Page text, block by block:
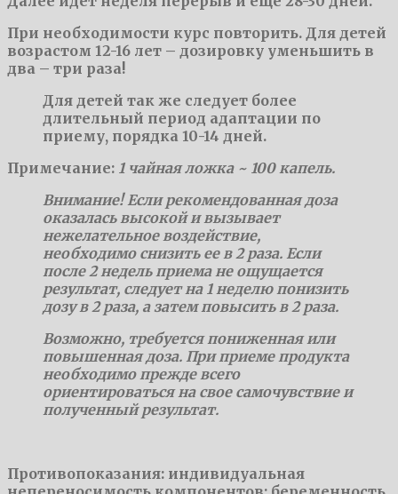
При необходимости курс повторить. Для детей
возрастом 12-16 лет – дозировку уменьшить в
два – три раза!
Для детей так же следует более
длительный период адаптации по
приему, порядка 10-14 дней.
Примечание: 1 чайная ложка ~ 100 капель.
Внимание!Если рекомендованная доза
оказалась высокой и вызывает
нежелательное воздействие,
необходимо снизить ее в 2 раза. Если
после 2 недель приема не ощущается
результат, следует на 1 неделю понизить
дозу в 2 раза, а затем повысить в 2 раза.
Возможно, требуется пониженная или
повышенная доза. При приеме продукта
необходимо прежде всего
ориентироваться на свое самочувствие и
полученный результат.
Противопоказания: индивидуальная